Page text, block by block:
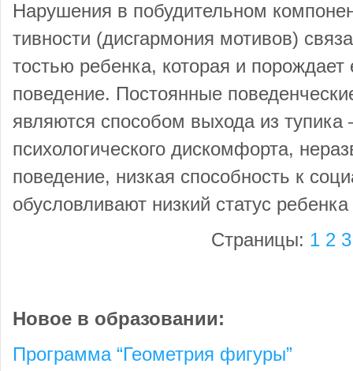
Нарушения в побудительном
тивности (дисгармония мотивов)
тостью ребенка, которая и порождает
поведение. Постоянные
являются способом выхода из тупика
психологического дискомфорта,
поведение, низкая спо­собность к
обусловливают низкий статус
Страницы: 1 2 3
Новое в образовании:
Программа “Геометрия фигуры”